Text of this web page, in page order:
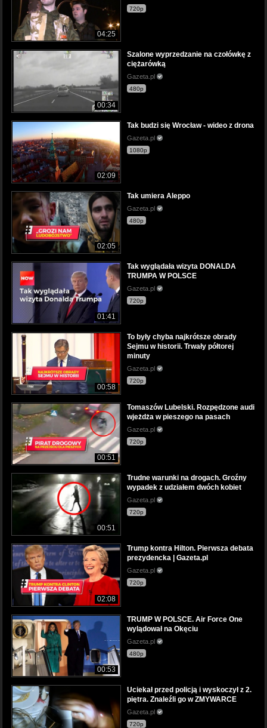
04:25
720p
00:34
Szalone wyprzedzanie na czołówkę z
ciężarówką
Gazeta.pl
480p
02:09
Tak budzi się Wrocław - wideo z drona
Gazeta.pl
1080p
02:05
Tak umiera Aleppo
Gazeta.pl
480p
01:41
Tak wyglądała wizyta DONALDA
TRUMPA W POLSCE
Gazeta.pl
720p
00:58
To były chyba najkrótsze obrady
Sejmu w historii. Trwały półtorej
minuty
Gazeta.pl
720p
00:51
Tomaszów Lubelski. Rozpędzone audi
wjeżdża w pieszego na pasach
Gazeta.pl
720p
00:51
Trudne warunki na drogach. Groźny
wypadek z udziałem dwóch kobiet
Gazeta.pl
720p
02:08
Trump kontra Hilton. Pierwsza debata
prezydencka | Gazeta.pl
Gazeta.pl
720p
00:53
TRUMP W POLSCE. Air Force One
wylądował na Okęciu
Gazeta.pl
480p
Uciekał przed policją i wyskoczył z 2.
piętra. Znaleźli go w ZMYWARCE
Gazeta.pl
720p